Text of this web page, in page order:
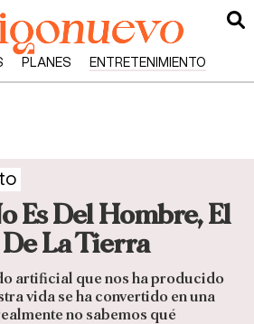
PLANES ENTRETENIMIENTO
Es Del Hombre, El
La Tierra
artificial que nos ha producido
vida se ha convertido en una
no sabemos qué